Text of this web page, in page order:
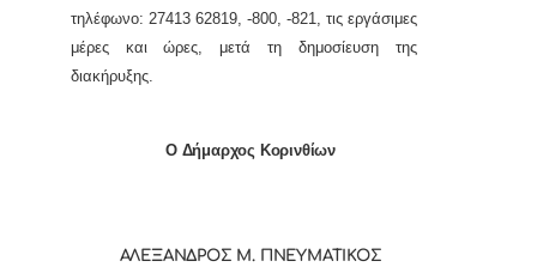
τηλέφωνο: 27413 62819, -800, -821, τις εργάσιμες
μέρες και ώρες, μετά τη δημοσίευση της
διακήρυξης.
Ο Δήμαρχος Κορινθίων
ΑΛΕΞΑΝΔΡΟΣ Μ. ΠΝΕΥΜΑΤΙΚΟΣ